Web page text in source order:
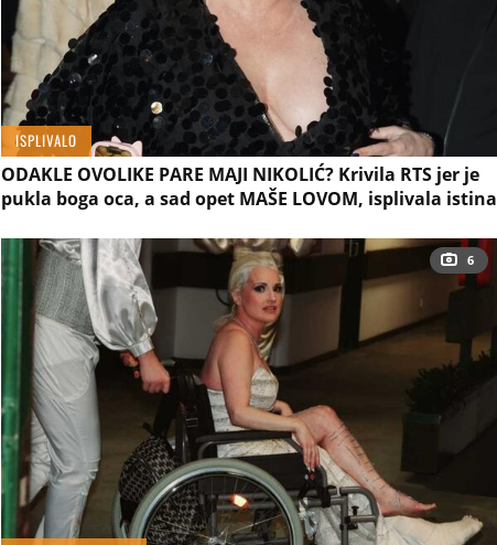
ISPLIVALO
ODAKLE OVOLIKE PARE MAJI NIKOLIĆ? Krivila RTS jer je
pukla boga oca, a sad opet MAŠE LOVOM, isplivala istina
6